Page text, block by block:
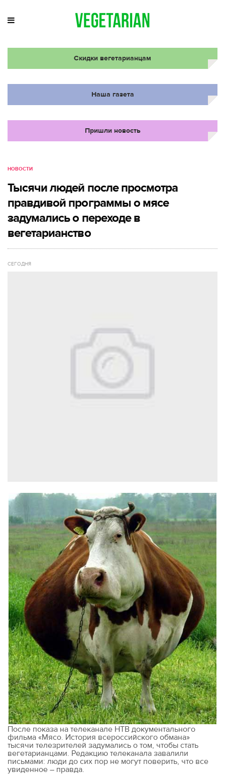
Скидки вегетарианцам
Наша газета
Пришли новость
НОВОСТИ
Тысячи людей после просмотра
правдивой программы о мясе
задумались о переходе в
вегетарианство
СЕГОДНЯ
После показа на телеканале НТВ документального
фильма «Мясо. История всероссийского обмана»
тысячи телезрителей задумались о том, чтобы стать
вегетарианцами. Редакцию телеканала завалили
письмами: люди до сих пор не могут поверить, что все
увиденное – правда.